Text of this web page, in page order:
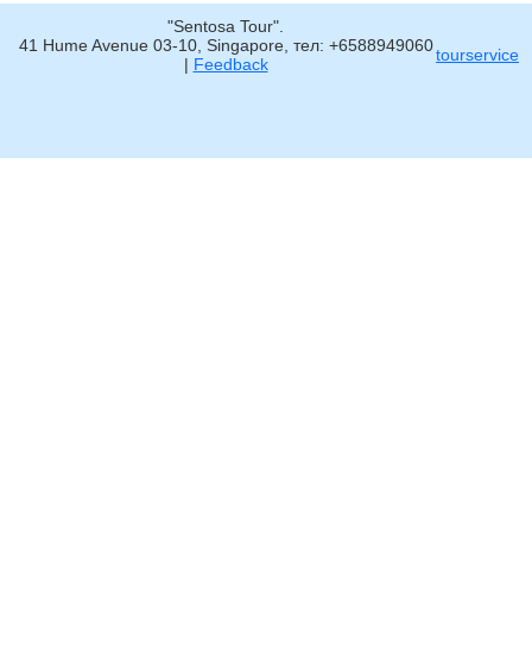
"Sentosa Tour".
41 Hume Avenue 03-10, Singapore, тел: +6588949060
| Feedback tourservice